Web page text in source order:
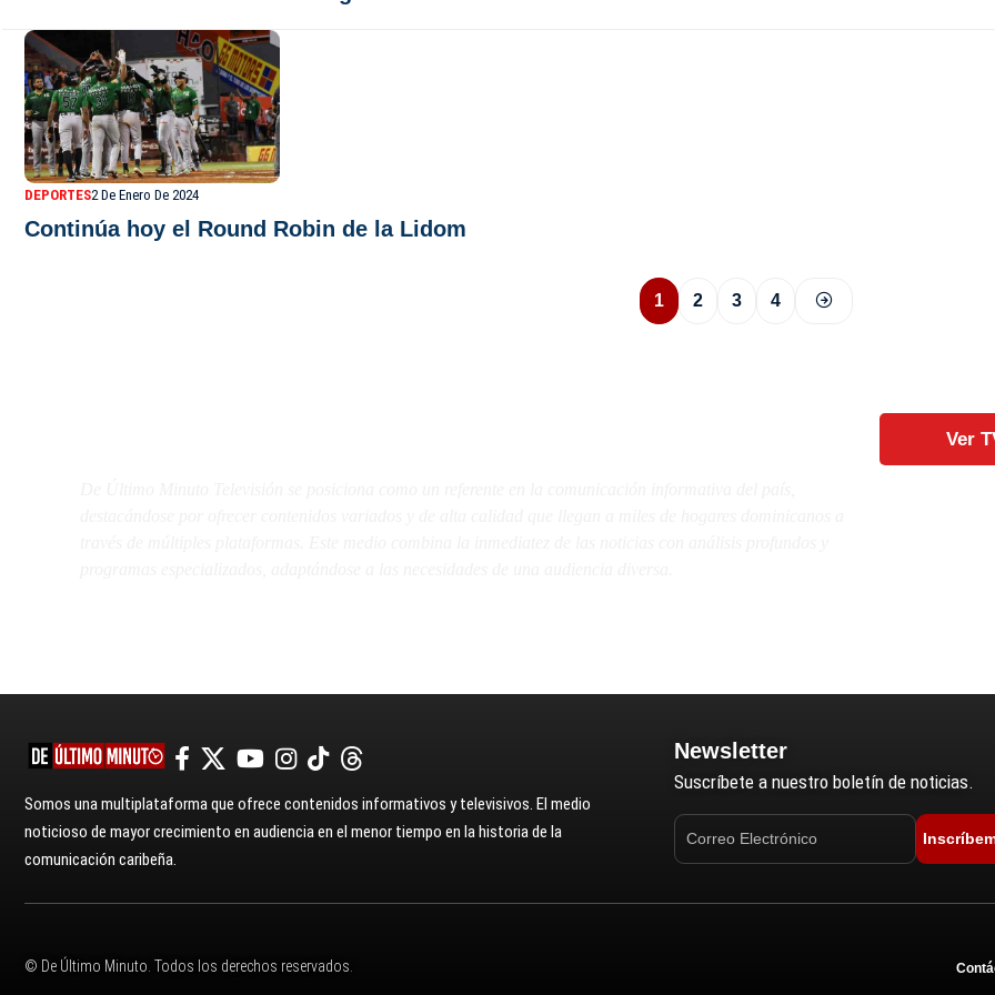
DEPORTES2 De Enero De 2024
Continúa hoy el Round Robin de la Lidom
1 2 3 4
Ver
Somos una multiplataforma que ofrece contenidos informativos y televisivos. El medio
noticioso de mayor crecimiento en audiencia en el menor tiempo en la historia de la
comunicación caribeña.
Newsletter
Suscríbete a nuestro boletín de noticias.
© De Último Minuto. Todos los derechos reservados.